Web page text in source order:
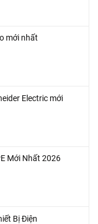
mới nhất
Electric mới
Mới Nhất 2026
Bị Điện